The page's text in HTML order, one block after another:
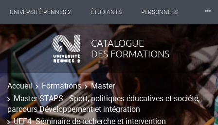
UNIVERSITÉ RENNES 2 ÉTUDIANTS PERSONNELS
INTERNATIONAL PROFESSIONNELS
LES NOUVELLES DE RENNES 2
⸱⸱⸱
CATALOGUE
DES FORMATIONS
Accueil Formations
Master
Master STAPS : Sport, politiques éducatives et société,
parcours Développement et intégration
UEF4- Séminaire de recherche et intervention